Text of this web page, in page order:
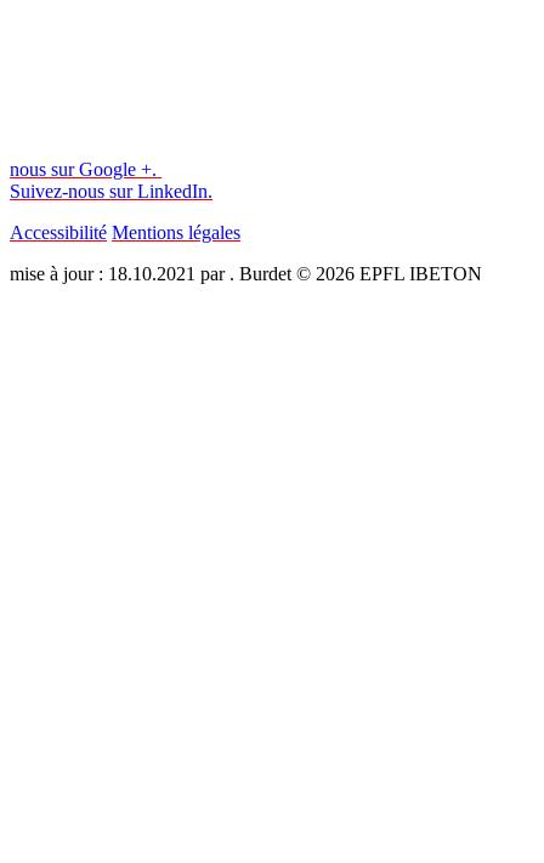
nous sur Google +.
Suivez-nous sur LinkedIn.
Accessibilité Mentions légales
mise à jour : 18.10.2021 par . Burdet © 2026 EPFL IBETON